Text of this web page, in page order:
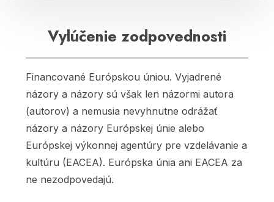
Vylúčenie zodpovednosti
Financované Európskou úniou. Vyjadrené
názory a názory sú však len názormi autora
(autorov) a nemusia nevyhnutne odrážať
názory a názory Európskej únie alebo
Európskej výkonnej agentúry pre vzdelávanie a
kultúru (EACEA). Európska únia ani EACEA za
ne nezodpovedajú.